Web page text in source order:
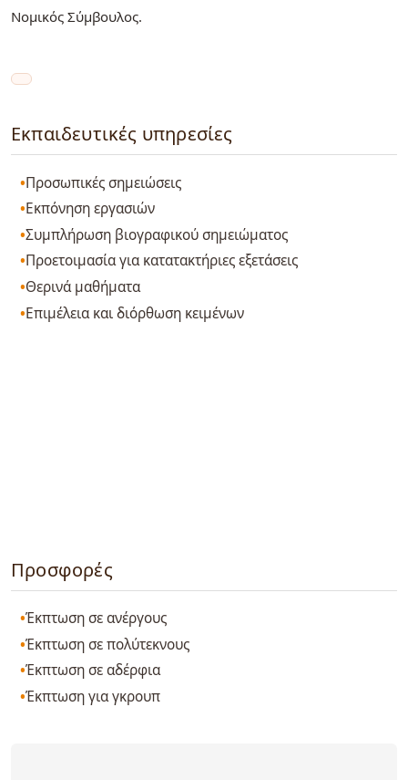
Νομικός Σύμβουλος.
Εκπαιδευτικές υπηρεσίες
Προσωπικές σημειώσεις
Εκπόνηση εργασιών
Συμπλήρωση βιογραφικού σημειώματος
Προετοιμασία για κατατακτήριες εξετάσεις
Θερινά μαθήματα
Επιμέλεια και διόρθωση κειμένων
Προσφορές
Έκπτωση σε ανέργους
Έκπτωση σε πολύτεκνους
Έκπτωση σε αδέρφια
Έκπτωση για γκρουπ